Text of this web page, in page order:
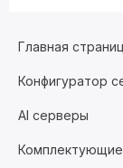
Главная
Конфигуратор
AI серверы
Комплектующие